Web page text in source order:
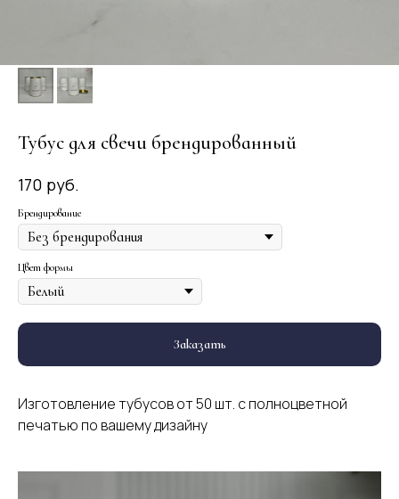
Тубус для свечи брендированный
170 руб.
Брендирование
Цвет формы
Заказать
Изготовление тубусов от 50 шт. с полноцветной
печатью по вашему дизайну